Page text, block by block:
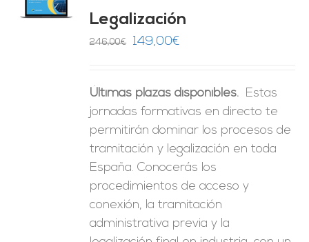
Legalización
246,00€
El
era:
246,00€.
149,00€
es:
149,00€.
Últimas plazas disponibles. Estas
jornadas formativas en directo te
permitirán dominar los procesos de
tramitación y legalización en toda
España. Conocerás los
procedimientos de acceso y
conexión, la tramitación
administrativa previa y la